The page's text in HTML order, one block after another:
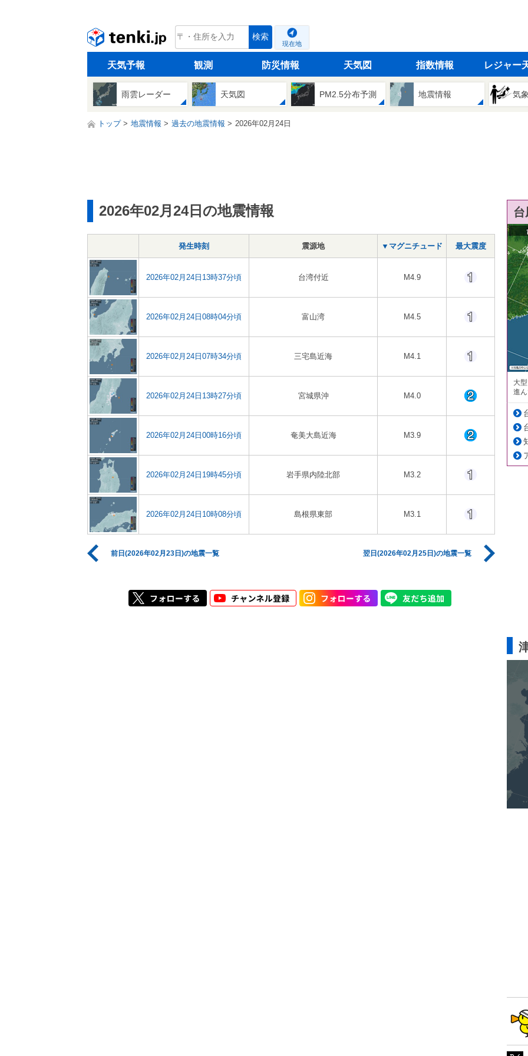
tenki.jp 検索
現在地
天気予報 観測 防災情報 天気図 指数情報 レジャー
雨雲レーダー 天気図 PM2.5分布予測 地震情報 気
トップ 地震情報 過去の地震情報 2026年02月24日
2026年02月24日の地震情報
発生時刻 震源地 ▼マグニチュード 最大震度
2026年02月24日13時37分頃 台湾付近 M4.9
2026年02月24日08時04分頃 富山湾 M4.5
2026年02月24日07時34分頃 三宅島近海 M4.1
2026年02月24日13時27分頃 宮城県沖 M4.0
2026年02月24日00時16分頃 奄美大島近海 M3.9
2026年02月24日19時45分頃 岩手県内陸北部 M3.2
2026年02月24日10時08分頃 島根県東部 M3.1
前日(2026年02月23日)の地震一覧 翌日(2026年02月25日)の地震一覧
大
進